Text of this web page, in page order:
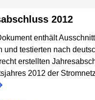
2012
enthält
und testierten nach
erstellten
2012 der